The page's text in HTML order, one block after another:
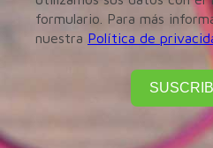
formulario. Para más
nuestra Política de